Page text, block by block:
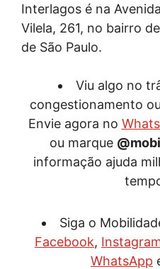
Interlagos é na
Vilela, 261, no bairro
de São Paulo.
Viu algo no
congestionamento
Envie agora no
ou marque
informação ajuda
Siga o
Facebook,
WhatsApp